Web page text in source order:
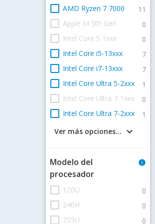
check_box_outline_blank AMD Ryzen 7 7000 11
check_box_outline_blank Apple M 5th Gen 0
check_box_outline_blank Intel Core 5 1xxx 0
check_box_outline_blank Intel Core i5-13xxx 7
check_box_outline_blank Intel Core i7-13xxx 7
check_box_outline_blank Intel Core Ultra 5-2xxx 1
check_box_outline_blank Intel Core Ultra 7-1xxx 0
check_box_outline_blank Intel Core Ultra 7-2xxx 1
keyboard_arrow_down
Ver más opciones...
Modelo del
procesador
info
check_box_outline_blank 120U 0
check_box_outline_blank 240H 0
check_box_outline_blank 255U 0